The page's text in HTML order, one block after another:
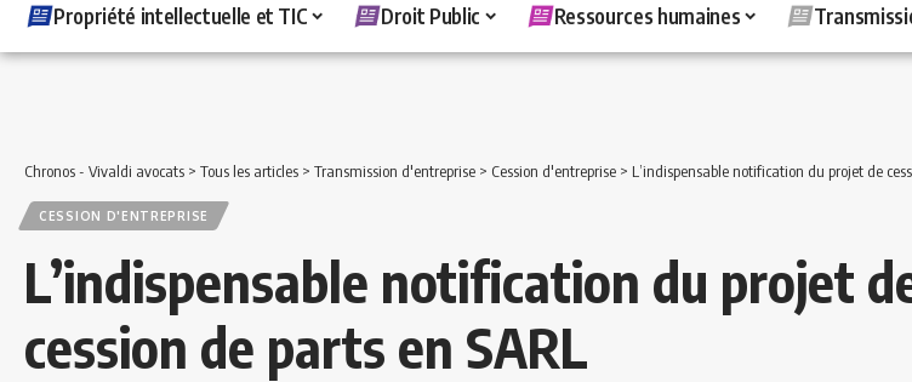
Propriété intellectuelle et TIC
Droit Public Ressources humaines
Chronos - Vivaldi avocats > Tous les articles > Transmission d'entreprise > Cession d'entreprise > L’indispensable notification du projet de cession de parts en
CESSION D'ENTREPRISE
L’indispensable notification du projet
cession de parts en SARL